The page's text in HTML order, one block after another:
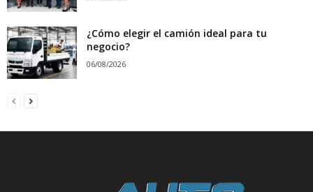
¿Cómo elegir el camión ideal para tu
negocio?
06/08/2026